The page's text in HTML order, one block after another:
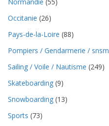
Occitanie (26)
Pays-de-la-Loire (88)
Pompiers / Gendarmerie / snsm
Sailing / Voile / Nautisme (249)
Skateboarding (9)
Snowboarding (13)
Sports (73)